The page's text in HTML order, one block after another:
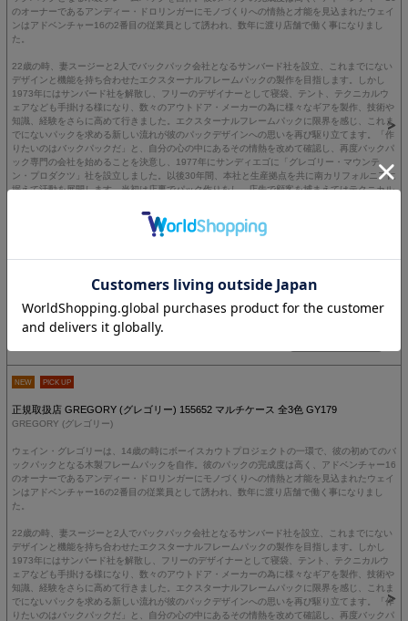
のオーナーであるアンディー・ドロリンガーにモノづくりへの情熱と才能を見込まれたウェイ
ンはアドベンチャー16の2番目の従業員として誘われ、数年に渡り店舗で働く事になりまし
た。
22歳の時、妻スージーと2人でバックパック会社となるサンバード社を設立、これまでにない
デザインと機能を持ち合わせたエクスターナルフレームパックの製作を目指します。しかし
1973年にはサンバード社を解散し、フリーのデザイナーとして寝袋、テント、テクニカルウ
ェアなども手掛ける様になり、数々のアウトドア・メーカーの為に様々なギアを製作、技術や
知識、経験をさらに高めて行きました。エクスターナルフレームパックに限界を感じ、これま
でにないパックを求める新しい流れが彼のパックデザインへの思いを再び駆り立てます。「作
りたいのはバックパックだ」と、自分の心の中にあるその情熱を改めて確認し、再度バックパ
ック専門の会社を始めることを決意し、1977年にサンディエゴに「グレゴリー・マウンテ
ン・プロダクツ」社を設立しました。以後30年間、本社と生産拠点を共に南カリフォルニアに
据えて活動を展開します。当初は店裏でパック作りをし、店先で顧客を捕まえてはテクニカル
バックを基に新しいアイデアを製品作りに盛り込んで行きました。
いました。グレゴリー社の革新的なアイデア、人間工学に基づいたデザイン、最高品質へのこ
す。快適な背負い心地、フィット感、耐久性、機能性を常に追求し、進化を与え続け、それを
価格： 15,400円(本体 14,000円、税 1,400円)
NEW PICK UP
正規取扱店 GREGORY (グレゴリー) 155652 マルチケース 全3色 GY179
GREGORY (グレゴリー)
ウェイン・グレゴリーは、14歳の時にボーイスカウトプロジェクトの一環で、彼の初めてのバ
ックパックとなる木製フレームパックを自作。彼のパックの完成度は高く、アドベンチャー16
のオーナーであるアンディー・ドロリンガーにモノづくりへの情熱と才能を見込まれたウェイ
ンはアドベンチャー16の2番目の従業員として誘われ、数年に渡り店舗で働く事になりまし
た。
22歳の時、妻スージーと2人でバックパック会社となるサンバード社を設立、これまでにない
デザインと機能を持ち合わせたエクスターナルフレームパックの製作を目指します。しかし
1973年にはサンバード社を解散し、フリーのデザイナーとして寝袋、テント、テクニカルウ
ェアなども手掛ける様になり、数々のアウトドア・メーカーの為に様々なギアを製作、技術や
知識、経験をさらに高めて行きました。エクスターナルフレームパックに限界を感じ、これま
でにないパックを求める新しい流れが彼のパックデザインへの思いを再び駆り立てます。「作
りたいのはバックパックだ」と、自分の心の中にあるその情熱を改めて確認し、再度バックパ